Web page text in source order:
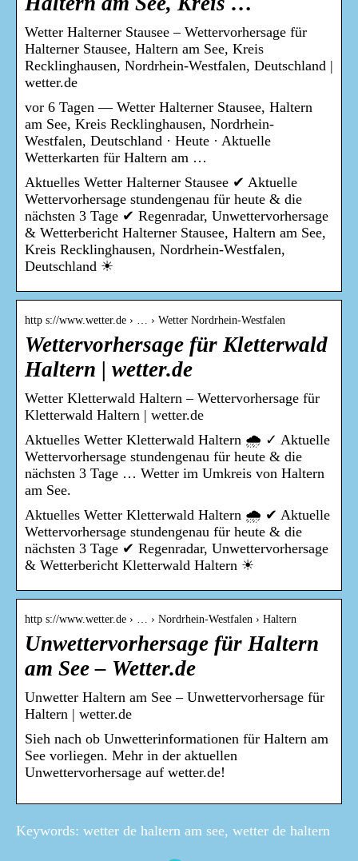
Wetter Halterner Stausee – Wettervorhersage für
Halterner Stausee, Haltern am See, Kreis
Recklinghausen, Nordrhein-Westfalen, Deutschland |
wetter.de
vor 6 Tagen — Wetter Halterner Stausee, Haltern
am See, Kreis Recklinghausen, Nordrhein-
Westfalen, Deutschland · Heute · Aktuelle
Wetterkarten für Haltern am …
Aktuelles Wetter Halterner Stausee ✔ Aktuelle
Wettervorhersage stundengenau für heute & die
nächsten 3 Tage ✔ Regenradar, Unwettervorhersage
& Wetterbericht Halterner Stausee, Haltern am See,
Kreis Recklinghausen, Nordrhein-Westfalen,
Deutschland ☀
http s://www.wetter.de › … › Wetter Nordrhein-Westfalen
Wettervorhersage für Kletterwald
Haltern | wetter.de
Wetter Kletterwald Haltern – Wettervorhersage für
Kletterwald Haltern | wetter.de
Aktuelles Wetter Kletterwald Haltern 🌧️ ✓ Aktuelle
Wettervorhersage stundengenau für heute & die
nächsten 3 Tage … Wetter im Umkreis von Haltern
am See.
Aktuelles Wetter Kletterwald Haltern 🌧️ ✔ Aktuelle
Wettervorhersage stundengenau für heute & die
nächsten 3 Tage ✔ Regenradar, Unwettervorhersage
& Wetterbericht Kletterwald Haltern ☀
http s://www.wetter.de › … › Nordrhein-Westfalen › Haltern
Unwettervorhersage für Haltern
am See – Wetter.de
Unwetter Haltern am See – Unwettervorhersage für
Haltern | wetter.de
Sieh nach ob Unwetterinformationen für Haltern am
See vorliegen. Mehr in der aktuellen
Unwettervorhersage auf wetter.de!
Keywords: wetter de haltern am see, wetter de haltern